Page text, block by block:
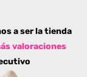
a ser la tienda
valoraciones